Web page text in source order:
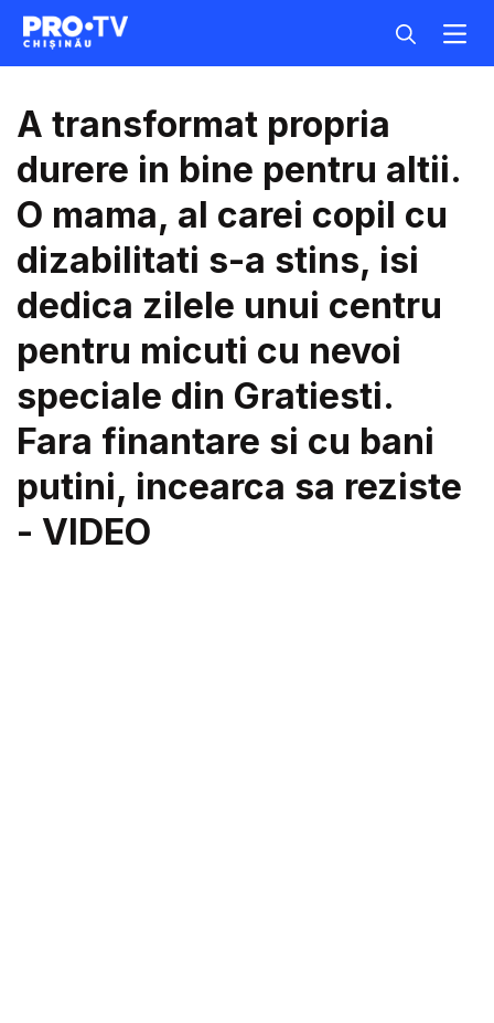
A transformat propria
durere in bine pentru altii.
O mama, al carei copil cu
dizabilitati s-a stins, isi
dedica zilele unui centru
pentru micuti cu nevoi
speciale din Gratiesti.
Fara finantare si cu bani
putini, incearca sa reziste
- VIDEO